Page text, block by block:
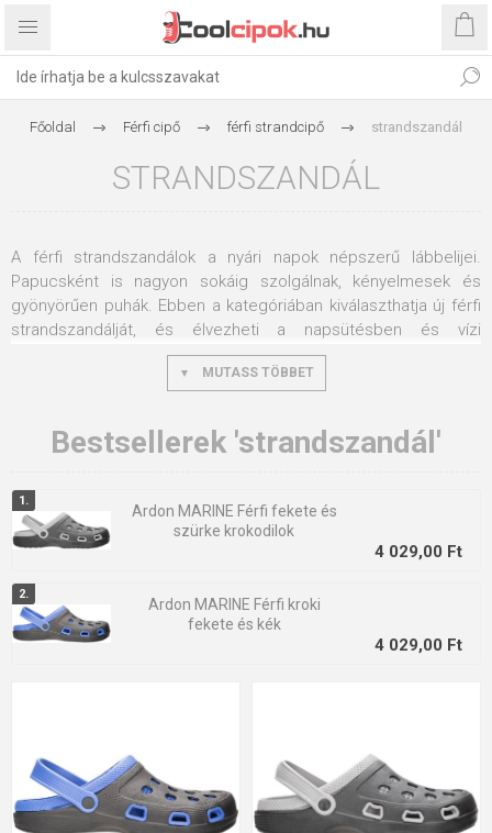
Főoldal Férfi cipő férfi strandcipő strandszandál
STRANDSZANDÁL
A férfi strandszandálok a nyári napok népszerű lábbelijei.
Papucsként is nagyon sokáig szolgálnak, kényelmesek és
gyönyörűen puhák. Ebben a kategóriában kiválaszthatja új férfi
strandszandálját, és élvezheti a napsütésben és vízi
szórakozásban gazdag nyaralást.
Férfi strandszandálokat többféle színben kínálunk, de ezek
de akár egy esti shoppingolásra is magaddal vihetsz egy
nyári pólóval párosítani, hogy olyan nyári öltözéket alkosson,
amelyben még a nagy melegben is jól érzi magát. Válassza
férfi croks strandszandáljainkat nagyon kényelmes áron.
MUTASS TÖBBET
Bestsellerek 'strandszandál'
Ardon MARINE Férfi fekete és
szürke krokodilok
4 029,00 Ft
Ardon MARINE Férfi kroki
fekete és kék
4 029,00 Ft